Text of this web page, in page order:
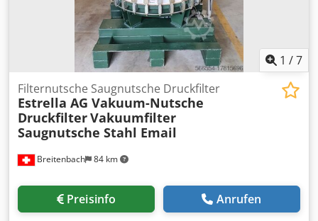
1 /7
Breitenbach 84 km
Filternutsche Saugnutsche Druckfilter
Estrella AG Vakuum-Nutsche
DruckfilterVakuumfilter
Saugnutsche Stahl Email
Preisinfo Anrufen